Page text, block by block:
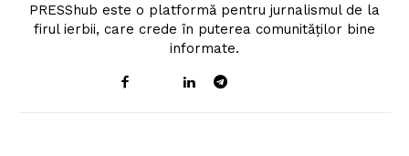
PRESShub este o platformă pentru jurnalismul de la
firul ierbii, care crede în puterea comunităților bine
informate.